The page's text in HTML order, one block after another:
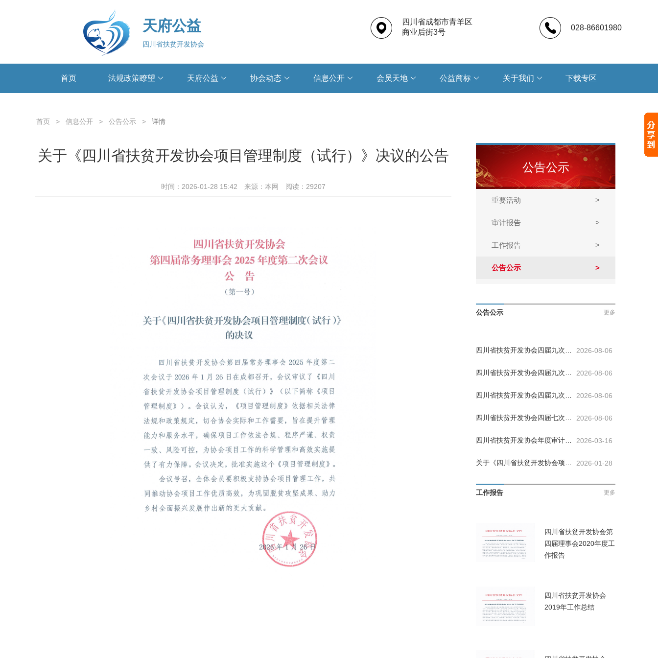
天府公益
四川省扶贫开发协会
四川省成都市青羊区
商业后街3号
028-86601980
首页 法规政策瞭望 天府公益 协会动态 信息公开 会员天地 公益商标 关于我们 下载专区
首页 > 信息公开 > 公告公示 > 详情
关于《四川省扶贫开发协会项目管理制度（试行）》决议的公告
时间：2026-01-28 15:42 来源：本网 阅读：29207
公告公示
重要活动 >
审计报告 >
工作报告 >
公告公示 >
公告公示 更多
四川省扶贫开发协会四届九次理
2026-08-06
四川省扶贫开发协会四届九次理
2026-08-06
四川省扶贫开发协会四届九次理
2026-08-06
四川省扶贫开发协会四届七次会
2026-08-06
四川省扶贫开发协会年度审计比
2026-03-16
关于《四川省扶贫开发协会项目
2026-01-28
工作报告 更多
四川省扶贫开发协会第
四届理事会2020年度工
作报告
四川省扶贫开发协会
2019年工作总结